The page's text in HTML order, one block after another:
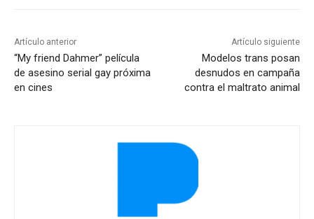
Artículo anterior
“My friend Dahmer” película
de asesino serial gay próxima
en cines
Artículo siguiente
Modelos trans posan
desnudos en campaña
contra el maltrato animal